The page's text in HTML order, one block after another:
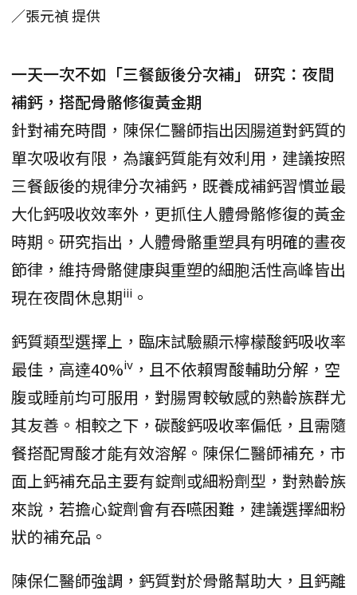
／張元禎 提供
一天一次不如「三餐飯後分次補」 研究：夜間
補鈣，搭配骨骼修復黃金期
針對補充時間，陳保仁醫師指出因腸道對鈣質的
單次吸收有限，為讓鈣質能有效利用，建議按照
三餐飯後的規律分次補鈣，既養成補鈣習慣並最
大化鈣吸收效率外，更抓住人體骨骼修復的黃金
時期。研究指出，人體骨骼重塑具有明確的晝夜
節律，維持骨骼健康與重塑的細胞活性高峰皆出
現在夜間休息期iii 。
鈣質類型選擇上，臨床試驗顯示檸檬酸鈣吸收率
最佳，高達40%iv ，且不依賴胃酸輔助分解，空
腹或睡前均可服用，對腸胃較敏感的熟齡族群尤
其友善。相較之下，碳酸鈣吸收率偏低，且需隨
餐搭配胃酸才能有效溶解。陳保仁醫師補充，市
面上鈣補充品主要有錠劑或細粉劑型，對熟齡族
來說，若擔心錠劑會有吞嚥困難，建議選擇細粉
狀的補充品。
陳保仁醫師強調，鈣質對於骨骼幫助大，且鈣離